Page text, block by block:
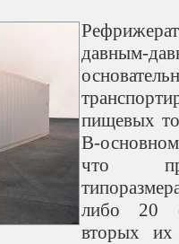
пищевых
В-
что
либо 20
вторых